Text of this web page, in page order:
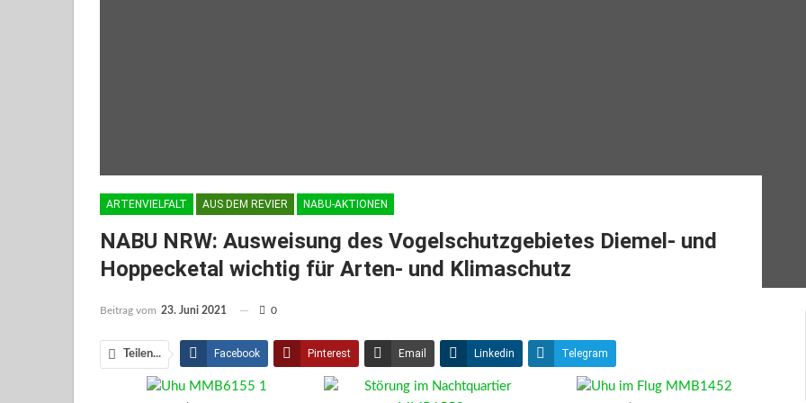
ARTENVIELFALT AUS DEM REVIER NABU-AKTIONEN
NABU NRW: Ausweisung des Vogelschutzgebietes Diemel- und
Hoppecketal wichtig für Arten- und Klimaschutz
Beitrag vom 23. Juni 2021 0
Teilen... Facebook Pinterest Email Linkedin Telegram
Facebook Messenger